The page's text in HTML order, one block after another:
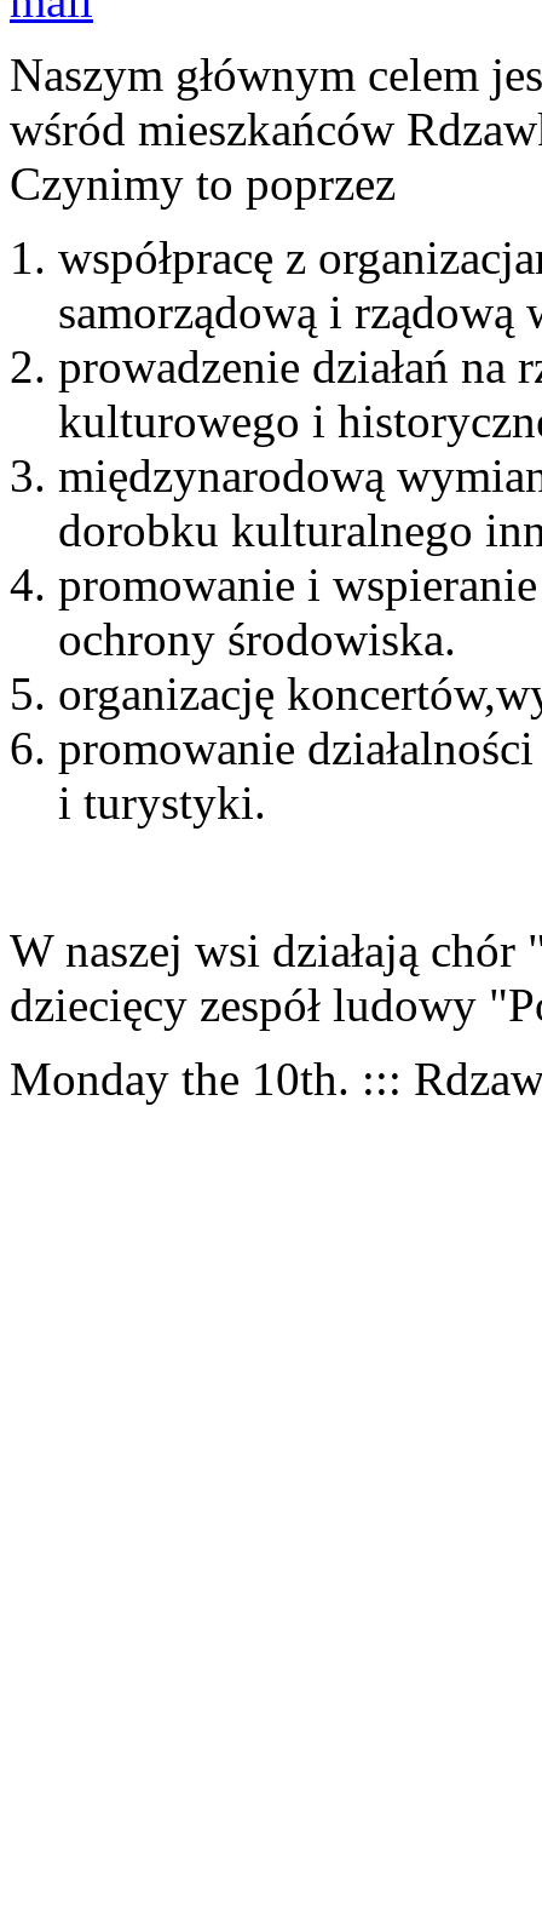
Naszym głównym celem
wśród mieszkańców
Czynimy to poprzez
współpracę z
samorządową i rządową
prowadzenie działań na
kulturowego i
międzynarodową
dorobku kulturalnego
promowanie i
ochrony środowiska.
organizację
promowanie
i turystyki.
W naszej wsi działają chór
dziecięcy zespół ludowy
Monday the 10th. :::